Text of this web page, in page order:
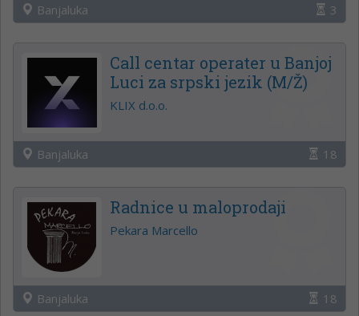
Banjaluka 3
Call centar operater u Banjoj
Luci za srpski jezik (M/Ž)
KLIX d.o.o.
Banjaluka 18
Radnice u maloprodaji
Pekara Marcello
Banjaluka 18